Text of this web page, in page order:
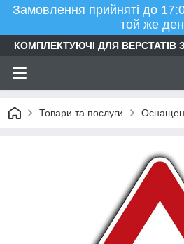
Замовлення прийняті до
той же
КОМПЛЕКТУЮЧІ ДЛЯ ВЕРСТАТІВ
Товари та послуги